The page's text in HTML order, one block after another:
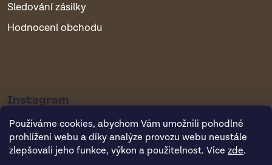
Používáme cookies, abychom Vám umožnili pohodlné
prohlížení webu a díky analýze provozu webu neustále
zlepšovali jeho funkce, výkon a použitelnost. Více zde.
Sledování zásilky
Hodnocení obchodu
Instagram